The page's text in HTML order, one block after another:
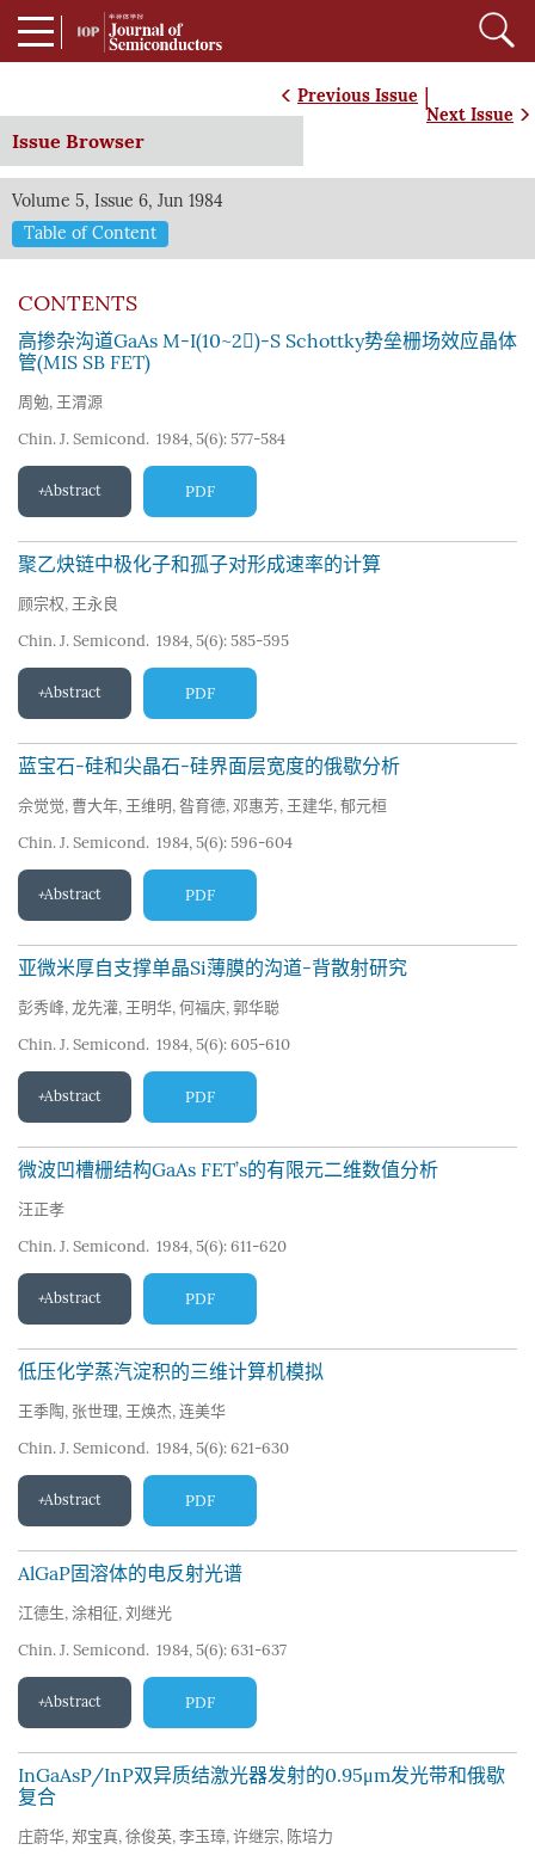
Previous Issue |
Next Issue
Issue Browser
Volume 5, Issue 6, Jun 1984
Table of Content
CONTENTS
高掺杂沟道GaAs M-I(10~2)-S Schottky势垒栅场效应晶体
管(MIS SB FET)
周勉, 王渭源
Chin. J. Semicond. 1984, 5(6): 577-584
Abstract PDF
聚乙炔链中极化子和孤子对形成速率的计算
顾宗权, 王永良
Chin. J. Semicond. 1984, 5(6): 585-595
Abstract PDF
蓝宝石-硅和尖晶石-硅界面层宽度的俄歇分析
佘觉觉, 曹大年, 王维明 , 昝育德, 邓惠芳, 王建华, 郁元桓
Chin. J. Semicond. 1984, 5(6): 596-604
Abstract PDF
亚微米厚自支撑单晶Si薄膜的沟道-背散射研究
彭秀峰, 龙先灌, 王明华, 何福庆, 郭华聪
Chin. J. Semicond. 1984, 5(6): 605-610
Abstract PDF
微波凹槽栅结构GaAs FET’s的有限元二维数值分析
汪正孝
Chin. J. Semicond. 1984, 5(6): 611-620
Abstract PDF
低压化学蒸汽淀积的三维计算机模拟
王季陶, 张世理, 王焕杰, 连美华
Chin. J. Semicond. 1984, 5(6): 621-630
Abstract PDF
AlGaP固溶体的电反射光谱
江德生, 涂相征, 刘继光
Chin. J. Semicond. 1984, 5(6): 631-637
Abstract PDF
InGaAsP/InP双异质结激光器发射的0.95μm发光带和俄歇
复合
庄蔚华, 郑宝真, 徐俊英, 李玉璋, 许继宗, 陈培力